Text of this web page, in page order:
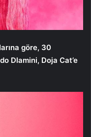
göre, 30
Dlamini, Doja Cat’e